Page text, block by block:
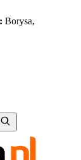
Borysa,